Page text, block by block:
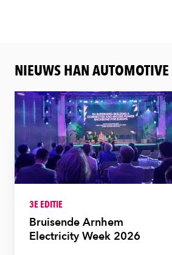
NIEUWS HAN AUTOMOTIVE
3E EDITIE
Bruisende Arnhem
Electricity Week 2026